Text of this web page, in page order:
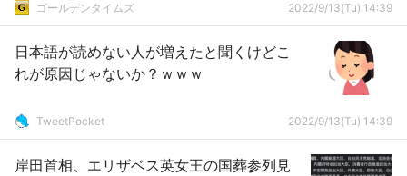
ゴールデンタイムズ 2022/9/13(Tu) 14:39
日本語が読めない人が増えたと聞くけどこ
れが原因じゃないか？ｗｗｗ
TweetPocket 2022/9/13(Tu) 14:39
岸田首相、エリザベス英女王の国葬参列見